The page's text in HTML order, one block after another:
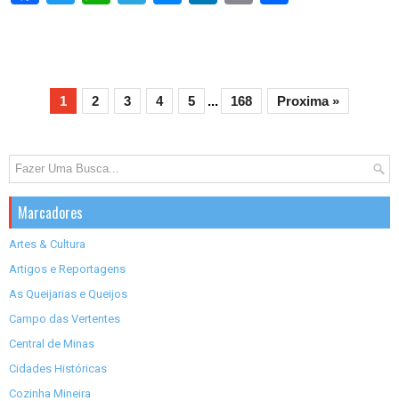
1 2 3 4 5 ... 168 Proxima »
Marcadores
Artes & Cultura
Artigos e Reportagens
As Queijarias e Queijos
Campo das Vertentes
Central de Minas
Cidades Históricas
Cozinha Mineira